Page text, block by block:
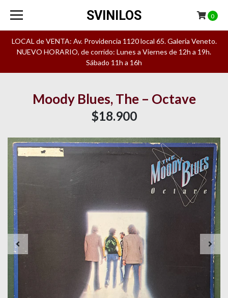
LOCAL de VENTA: Av. Providencia 1120 local 65. Galeria Veneto.
NUEVO HORARIO, de corrido: Lunes a Viernes de 12h a 19h.
Sábado 11h a 16h
SVINILOS 0
Moody Blues, The – Octave
$18.900